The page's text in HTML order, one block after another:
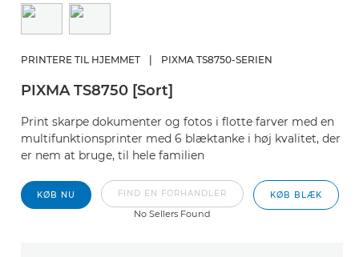
PRINTERE TIL HJEMMET PIXMA TS8750-SERIEN
PIXMA TS8750 [Sort]
Print skarpe dokumenter og fotos i flotte farver med en
multifunktionsprinter med 6 blæktanke i høj kvalitet, der
er nem at bruge, til hele familien
KØB NU FIND EN FORHANDLER
No Sellers Found
KØB BLÆK